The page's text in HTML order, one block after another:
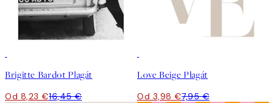
Brigitte Bardot Plagát
Od 8,23 €16,45 €
Love Beige Plagát
Od 3,98 €7,95 €